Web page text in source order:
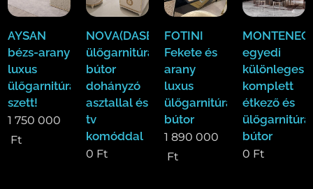
AYSAN
bézs-arany
luxus
ülőgarnitúra
szett!
1 750 000
Ft
NOVA(DASE)
ülőgarnitúra
bútor
dohányzó
asztallal és
tv
komóddal
0 Ft
FOTINI
Fekete és
arany
luxus
ülőgarnitúra
bútor
1 890 000
Ft
egyedi
különleges
komplett
étkező és
ülőgarnitúra
bútor
0 Ft